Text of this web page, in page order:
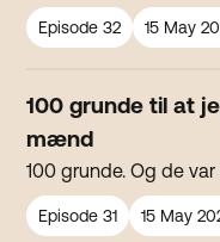
pædofile og har Me
Episode32 15 May
100 grunde til at
mænd
100 grunde. Og de
Episode31 15 May